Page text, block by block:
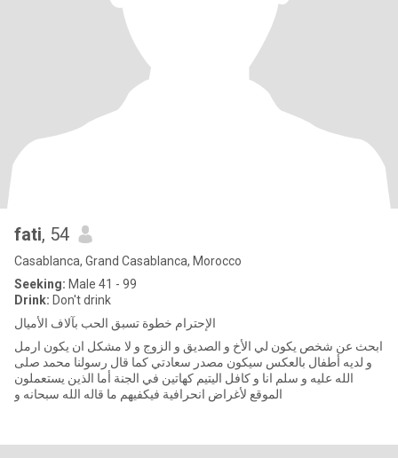
fati, 54
Casablanca, Grand Casablanca, Morocco
Seeking: Male 41 - 99
Drink: Don't drink
الإحترام خطوة تسبق الحب بآلاف الأميال
ابحث عن شخص يكون لي الأخ و الصديق و الزوج و لا مشكل ان يكون ارمل
و لديه أطفال بالعكس سيكون مصدر سعادتي كما قال رسولنا محمد صلى
الله عليه و سلم انا و كافل اليتيم كهاتين في الجنة أما الذين يستعملون
الموقع لأغراض انحرافية فيكفيهم ما قاله الله سبحانه و